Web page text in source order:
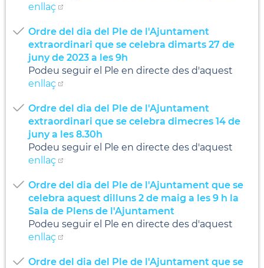
enllaç
Ordre del dia del Ple de l'Ajuntament
extraordinari que se celebra dimarts 27 de
juny de 2023 a les 9h
Podeu seguir el Ple en directe des d'aquest
enllaç
Ordre del dia del Ple de l'Ajuntament
extraordinari que se celebra dimecres 14 de
juny a les 8.30h
Podeu seguir el Ple en directe des d'aquest
enllaç
Ordre del dia del Ple de l'Ajuntament que se
celebra aquest dilluns 2 de maig a les 9 h la
Sala de Plens de l'Ajuntament
Podeu seguir el Ple en directe des d'aquest
enllaç
Ordre del dia del Ple de l'Ajuntament que se